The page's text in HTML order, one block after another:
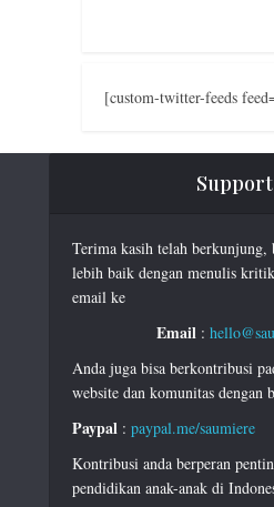
[custom-twitter-feeds
Support
Terima kasih telah
lebih baik dengan menulis
email ke
Email:
Anda juga bisa berkontribusi
website dan komunitas dengan
Paypal : paypal.me/saumiere
Kontribusi anda berperan
pendidikan anak-anak di